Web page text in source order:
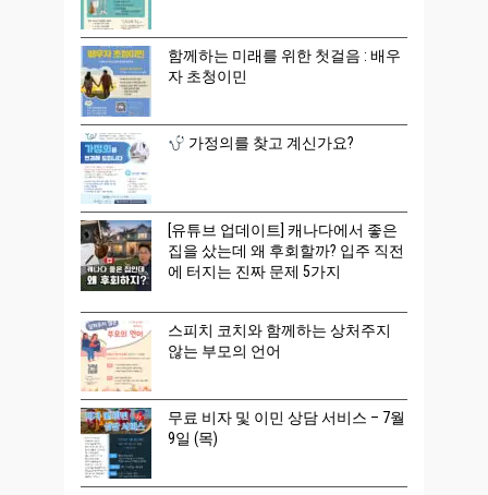
함께하는 미래를 위한 첫걸음 : 배우
자 초청이민
가정의를 찾고 계신가요?
[유튜브 업데이트] 캐나다에서 좋은
집을 샀는데 왜 후회할까? 입주 직전
에 터지는 진짜 문제 5가지
스피치 코치와 함께하는 상처주지
않는 부모의 언어
무료 비자 및 이민 상담 서비스 – 7월
9일 (목)